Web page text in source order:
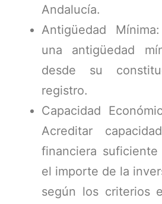
Andalucía.
Antigüedad
una antigüedad
desde su
registro.
Capacidad
Acreditar
financiera
el importe de la
según los criterios